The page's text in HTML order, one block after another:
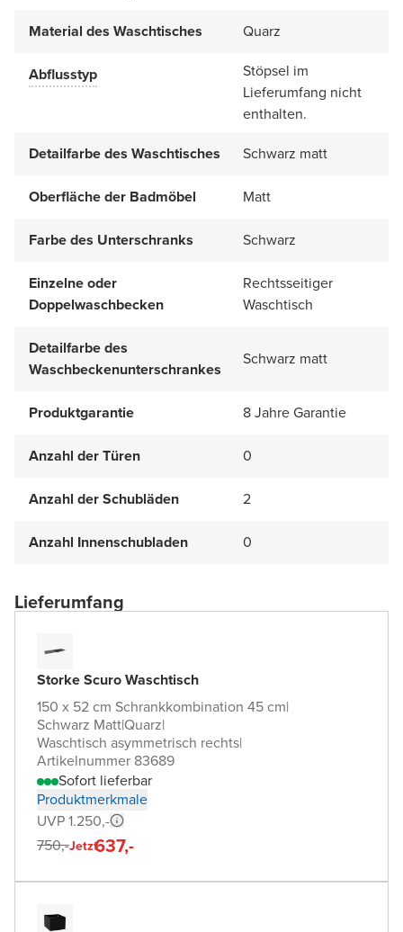
Material des Waschtisches Quarz
Abflusstyp
Stöpsel im
Lieferumfang nicht
enthalten.
Detailfarbe des Waschtisches
Schwarz matt
Oberfläche der Badmöbel Matt
Farbe des Unterschranks Schwarz
Einzelne oder
Doppelwaschbecken
Rechtsseitiger
Waschtisch
Detailfarbe des
Waschbeckenunterschrankes
Schwarz matt
Produktgarantie 8 Jahre Garantie
Anzahl der Türen 0
Anzahl der Schubläden 2
Anzahl Innenschubladen 0
Lieferumfang
Storke Scuro Waschtisch
150 x 52 cm Schrankkombination 45 cm|
Schwarz Matt|Quarz|
Waschtisch asymmetrisch rechts|
Artikelnummer 83689
Sofort lieferbar
Produktmerkmale
UVP 1.250,-
750,-Jetzt637,-